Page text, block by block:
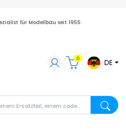
für Modellbau seit 1955
einem Ersatzteil, einem
Suche
0 DE